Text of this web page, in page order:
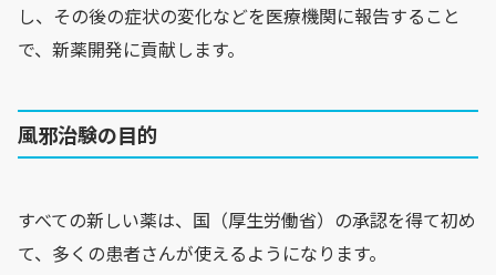
し、その後の症状の変化などを医療機関に報告すること
で、新薬開発に貢献します。
風邪治験の目的
すべての新しい薬は、国（厚生労働省）の承認を得て初め
て、多くの患者さんが使えるようになります。